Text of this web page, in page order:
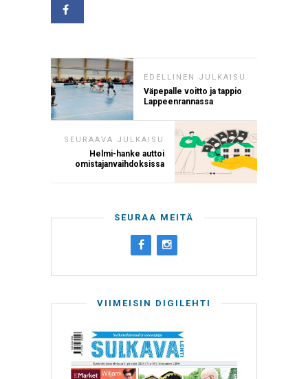
EDELLINEN JULKAISU
Väpepalle voitto ja tappio
Lappeenrannassa
SEURAAVA JULKAISU
Helmi-hanke auttoi
omistajanvaihdoksissa
SEURAA MEITÄ
VIIMEISIN DIGILEHTI